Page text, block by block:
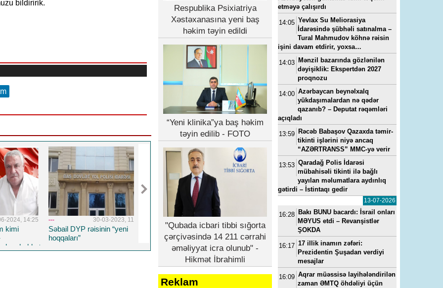
bildiririk.
2023, 11:41
“yeni
--- 26-08-2022, 14:19
Təhsil Nazirliyinin TENDER
HOQQABAZLIĞI...
Respublika Psixiatriya
Xəstəxanasına yeni baş
həkim təyin edildi
15-07-2022, 11:49
“Yeni klinika”ya baş həkim
təyin edilib - FOTO
---
kadrı Elmar Mahmudov
oğluna ən son model
Rover”i hansı pullarla
Respublika Psixiatriya
Xəstəxanasına yeni baş
həkim təyin edildi
“Yeni klinika”ya baş həkim
təyin edilib - FOTO
"Qubada icbari tibbi sığorta
çərçivəsində 14 211 cərrahi
əməliyyat icra olunub" -
Hikmət İbrahimli
Reklam
etməyə çalışırdı
14:05 Yevlax Su Meliorasiya
İdarəsində şübhəli satınalma –
Tural Mahmudov köhnə rəisin
işini davam etdirir, yoxsa…
14:03 Mənzil bazarında gözlənilən
dəyişiklik: Ekspertdən 2027
proqnozu
14:00 Azərbaycan beynəlxalq
yükdaşımalardan nə qədər
qazanıb? – Deputat rəqəmləri
açıqladı
13:59 Rəcəb Babaşov Qazaxda təmir-
tikinti işlərini niyə ancaq
“AZƏRTRANSS” MMC-yə verir
13:53 Qaradağ Polis İdarəsi
mübahisəli tikinti ilə bağlı
yayılan məlumatlara aydınlıq
gətirdi – İstintaqı gedir
13-07-2026
16:28 Bakı BUNU bacardı: İsrail onları
MƏYUS etdi – Revanşistlər
ŞOKDA
16:17 17 illik inamın zəfəri:
Prezidentin Şuşadan verdiyi
mesajlar
16:09 Aqrar müəssisə layihələndirilən
zaman ƏMTQ öhdəliyi üçün